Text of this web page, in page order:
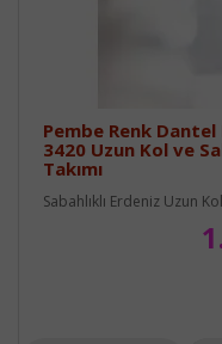
Pembe Renk Dantel
3420 Uzun Kol ve
Takımı
Sabahlıklı Erdeniz Uzun